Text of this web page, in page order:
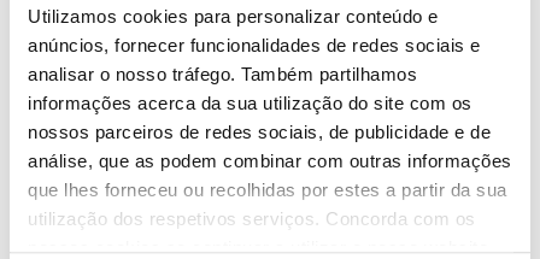
Utilizamos cookies para personalizar conteúdo e
anúncios, fornecer funcionalidades de redes sociais e
analisar o nosso tráfego. Também partilhamos
informações acerca da sua utilização do site com os
nossos parceiros de redes sociais, de publicidade e de
análise, que as podem combinar com outras informações
que lhes forneceu ou recolhidas por estes a partir da sua
utilização dos respetivos serviços. Concorda com os